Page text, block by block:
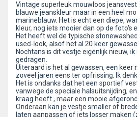
Vintage superleuk mouwloos
blauwe jeanskleur maar in een heel
marineblauw. Het is echt een diepe,
kleur, nog iets mooier dan op de foto's
Het heeft wel de typische
used-look, alsof het al 20 keer
Nochtans is dit vestje eigenlijk nieuw,
gedragen.
Uiteraard is het al gewassen, een keer
zoveel jaren eens ter opfrissing. Ik
Het is ondanks dat het een sportief
vanwege de speciale halsuitsnijding,
kraag heeft , maar een mooie
Onderaan kan je vestje smaller of
laten aanpassen of iets losser maken